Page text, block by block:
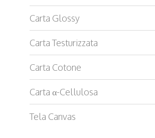
Carta Glossy
Carta Testurizzata
Carta Cotone
Carta α-Cellulosa
Tela Canvas